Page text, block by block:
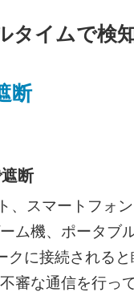
タイムで検
断
断
、スマートフォ
ム機、ポータブ
クに接続される
審な通信を行っ